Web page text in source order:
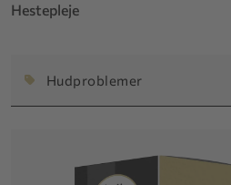
Hestepleje
Hudproblemer